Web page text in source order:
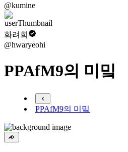
@kumine
화려희
@hwaryeohi
PPAfM9의 미밐
PPAfM9의 미밐